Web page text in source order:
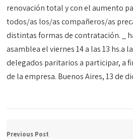
renovación total y con el aumento
todos/as los/as compañeros/as
distintas formas de contratación. _
asamblea el viernes 14 a las 13 hs.a
delegados paritarios a participar, a
de la empresa. Buenos Aires, 13 de
Previous Post